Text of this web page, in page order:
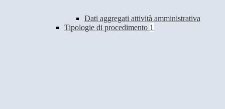
Dati aggregati attività amministrativa
Tipologie di procedimento 1